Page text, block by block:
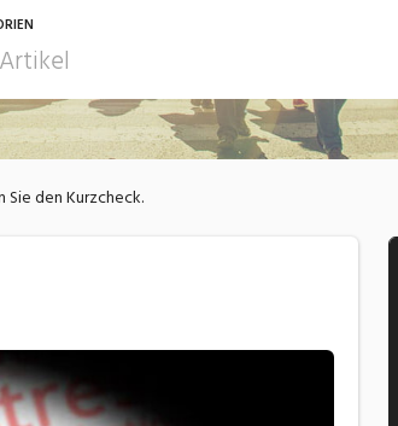
Ausbildung / Weiterbildung
den Kurzcheck.